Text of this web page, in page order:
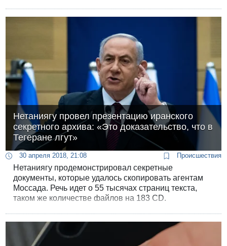
Нетаниягу провел презентацию иранского
секретного архива: «Это доказательство, что в
Тегеране лгут»
30 апреля 2018, 21:08 Происшествия
Нетаниягу продемонстрировал секретные
документы, которые удалось скопировать агентам
Моссада. Речь идет о 55 тысячах страниц текста,
таком же количестве файлов на 183 CD.